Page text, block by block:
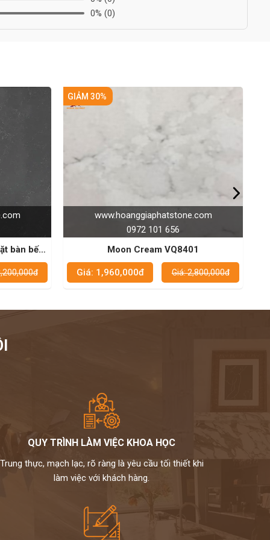
0% (0)
2,800,000đ
www.hoanggiaphatstone.com
0972 101 656
GIẢM 30%
Tropical Wave VQ8070
Giá: 1,960,000đ Giá: 2,800,000đ
QUY TRÌNH LÀM VIỆC KHOA HỌC
Trung thực, mạch lạc, rõ ràng là yêu cầu tối thiết khi
làm việc với khách hàng.